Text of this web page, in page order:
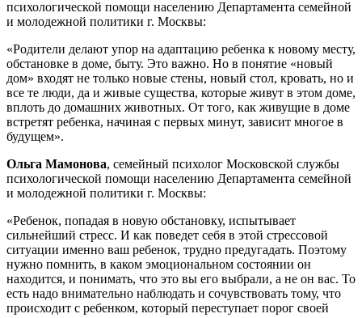
психологической помощи населению Департамента семейной
и молодежной политики г. Москвы:
«Родители делают упор на адаптацию ребенка к новому месту,
обстановке в доме, быту. Это важно. Но в понятие «новый
дом» входят не только новые стены, новый стол, кровать, но и
все те люди, да и живые существа, которые живут в этом доме,
вплоть до домашних животных. От того, как живущие в доме
встретят ребенка, начиная с первых минут, зависит многое в
будущем».
Ольга Мамонова, семейный психолог Московской службы
психологической помощи населению Департамента семейной
и молодежной политики г. Москвы:
«Ребенок, попадая в новую обстановку, испытывает
сильнейший стресс. И как поведет себя в этой стрессовой
ситуации именно ваш ребенок, трудно предугадать. Поэтому
нужно помнить, в каком эмоциональном состоянии он
находится, и понимать, что это вы его выбрали, а не он вас. То
есть надо внимательно наблюдать и сочувствовать тому, что
происходит с ребенком, который переступает порог своей